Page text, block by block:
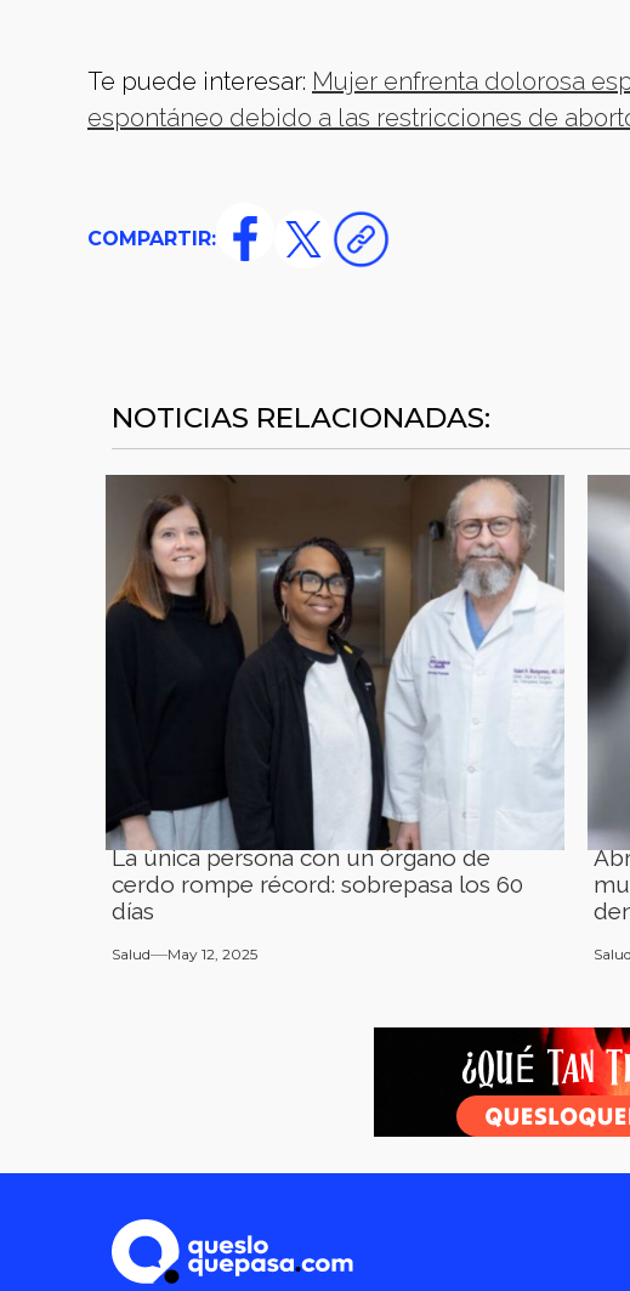
Te puede interesar: Mujer enfrenta dolorosa
espontáneo debido a las restricciones de
COMPARTIR:
NOTICIAS RELACIONADAS:
La única persona con un órgano de
cerdo rompe récord: sobrepasa los 60
días
Salud May 12, 2025 Salud